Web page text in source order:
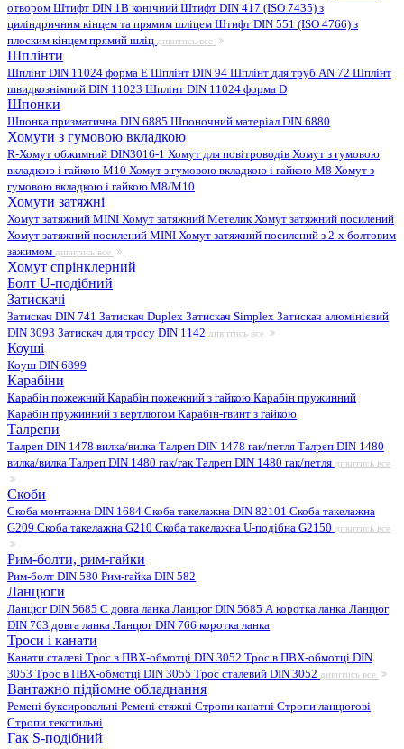
отвором Штифт DIN 1B конічний Штифт DIN 417 (ISO 7435) з
циліндричним кінцем та прямим шліцем Штифт DIN 551 (ISO 4766) з
плоским кінцем прямий шліц дивитись все
Шплінти
Шплінт DIN 11024 форма E Шплінт DIN 94 Шплінт для труб AN 72 Шплінт
швидкознімний DIN 11023 Шплінт DIN 11024 форма D
Шпонки
Шпонка призматична DIN 6885 Шпоночний матеріал DIN 6880
Хомути з гумовою вкладкою
R-Хомут обжимний DIN3016-1 Хомут для повітроводів Хомут з гумовою
вкладкою і гайкою M10 Хомут з гумовою вкладкою і гайкою M8 Хомут з
гумовою вкладкою і гайкою М8/M10
Хомути затяжні
Хомут затяжний MINI Хомут затяжний МетеликХомут затяжний посилений
Хомут затяжний посилений MINI Хомут затяжний посилений з 2-х болтовим
зажимом дивитись все
Хомут спрінклерний
Болт U-подібний
Затискачі
Затискач DIN 741 Затискач Duplex Затискач Simplex Затискач алюмінієвий
DIN 3093 Затискач для тросу DIN 1142 дивитись все
Коуші
Коуш DIN 6899
Карабіни
Карабін пожежний Карабін пожежний з гайкою Карабін пружинний
Карабін пружинний з вертлюгом Карабін-гвинт з гайкою
Талрепи
Талреп DIN 1478 вилка/вилка Талреп DIN 1478 гак/петля Талреп DIN 1480
вилка/вилка Талреп DIN 1480 гак/гакТалреп DIN 1480 гак/петля дивитись все
Скоби
Скоба монтажна DIN 1684 Скоба такелажна DIN 82101 Скоба такелажна
G209 Скоба такелажна G210 Скоба такелажна U-подібна G2150 дивитись все
Рим-болти, рим-гайки
Рим-болт DIN 580 Рим-гайка DIN 582
Ланцюги
Ланцюг DIN 5685 C довга ланка Ланцюг DIN 5685 А коротка ланка Ланцюг
DIN 763 довга ланка Ланцюг DIN 766 коротка ланка
Троси і канати
Канати сталеві Трос в ПВХ-обмотці DIN 3052 Трос в ПВХ-обмотці DIN
3053 Трос в ПВХ-обмотці DIN 3055 Трос сталевий DIN 3052 дивитись все
Вантажно підйомне обладнання
Ремені буксировальні Ремені стяжні Стропи канатні Стропи ланцюгові
Стропи текстильні
Гак S-подібний